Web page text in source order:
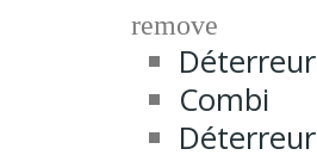
remove
Déterreur
Combi
Déterreur